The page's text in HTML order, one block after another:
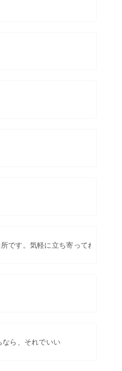
です。気軽に立ち寄ってね！
ら、それでいい